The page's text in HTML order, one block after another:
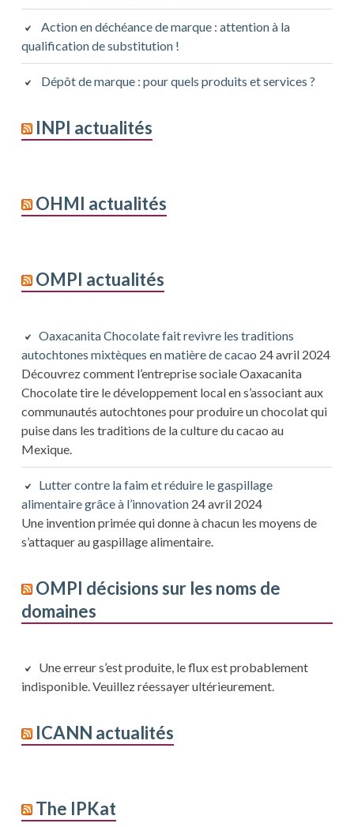
Action en déchéance de marque : attention à la
qualification de substitution !
Dépôt de marque : pour quels produits et services ?
INPI actualités
OHMI actualités
OMPI actualités
Oaxacanita Chocolate fait revivre les traditions
autochtones mixtèques en matière de cacao 24 avril 2024
Découvrez comment l’entreprise sociale Oaxacanita
Chocolate tire le développement local en s’associant aux
communautés autochtones pour produire un chocolat qui
puise dans les traditions de la culture du cacao au
Mexique.
Lutter contre la faim et réduire le gaspillage
alimentaire grâce à l’innovation 24 avril 2024
Une invention primée qui donne à chacun les moyens de
s’attaquer au gaspillage alimentaire.
OMPI décisions sur les noms de
domaines
Une erreur s’est produite, le flux est probablement
indisponible. Veuillez réessayer ultérieurement.
ICANN actualités
The IPKat